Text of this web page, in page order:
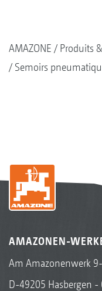
AMAZONE Produits
Semoirs
AMAZONEN-
Am Amazonenwerk
D-49205 Hasbergen -